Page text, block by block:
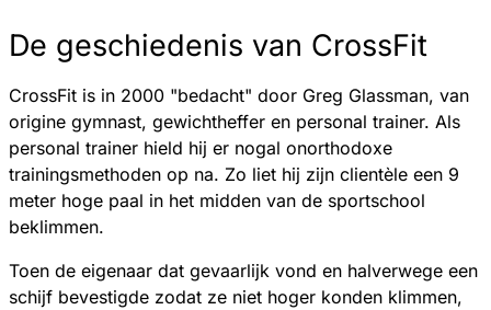
De geschiedenis van CrossFit
CrossFit is in 2000 "bedacht" door Greg Glassman, van
origine gymnast, gewichtheffer en personal trainer. Als
personal trainer hield hij er nogal onorthodoxe
trainingsmethoden op na. Zo liet hij zijn clientèle een 9
meter hoge paal in het midden van de sportschool
beklimmen.
Toen de eigenaar dat gevaarlijk vond en halverwege een
schijf bevestigde zodat ze niet hoger konden klimmen,